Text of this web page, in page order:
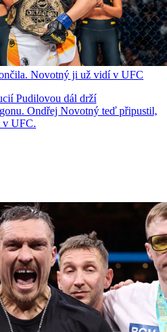
Novotný ji už vidí v UFC
Pudilovou dál drží
Ondřej Novotný teď připustil,
v UFC.